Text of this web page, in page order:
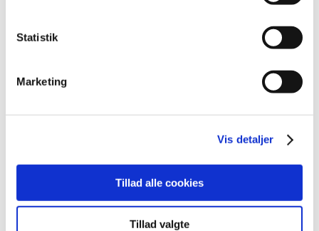
Statistik
Marketing
Vis detaljer
Tillad alle cookies
Tillad valgte
2013 (49)
2009 (14)
2007 (3)